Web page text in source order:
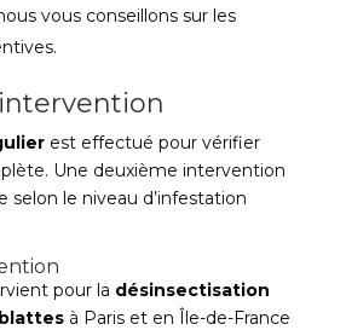
vous conseillons sur les
est effectué pour vérifier
Une deuxième intervention
selon le niveau d’infestation
pour la désinsectisation
à Paris et en Île-de-France